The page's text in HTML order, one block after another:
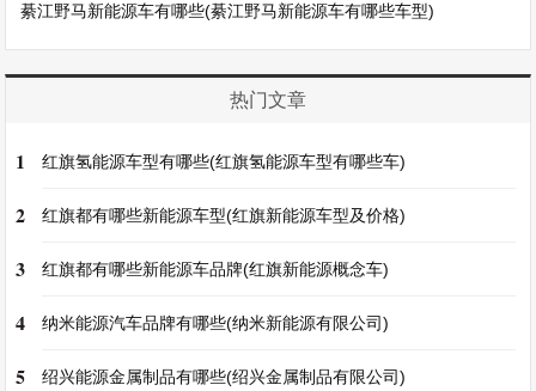
綦江野马新能源车有哪些(綦江野马新能源车有哪些车型)
热门文章
1 红旗氢能源车型有哪些(红旗氢能源车型有哪些车)
2 红旗都有哪些新能源车型(红旗新能源车型及价格)
3 红旗都有哪些新能源车品牌(红旗新能源概念车)
4 纳米能源汽车品牌有哪些(纳米新能源有限公司)
5 绍兴能源金属制品有哪些(绍兴金属制品有限公司)